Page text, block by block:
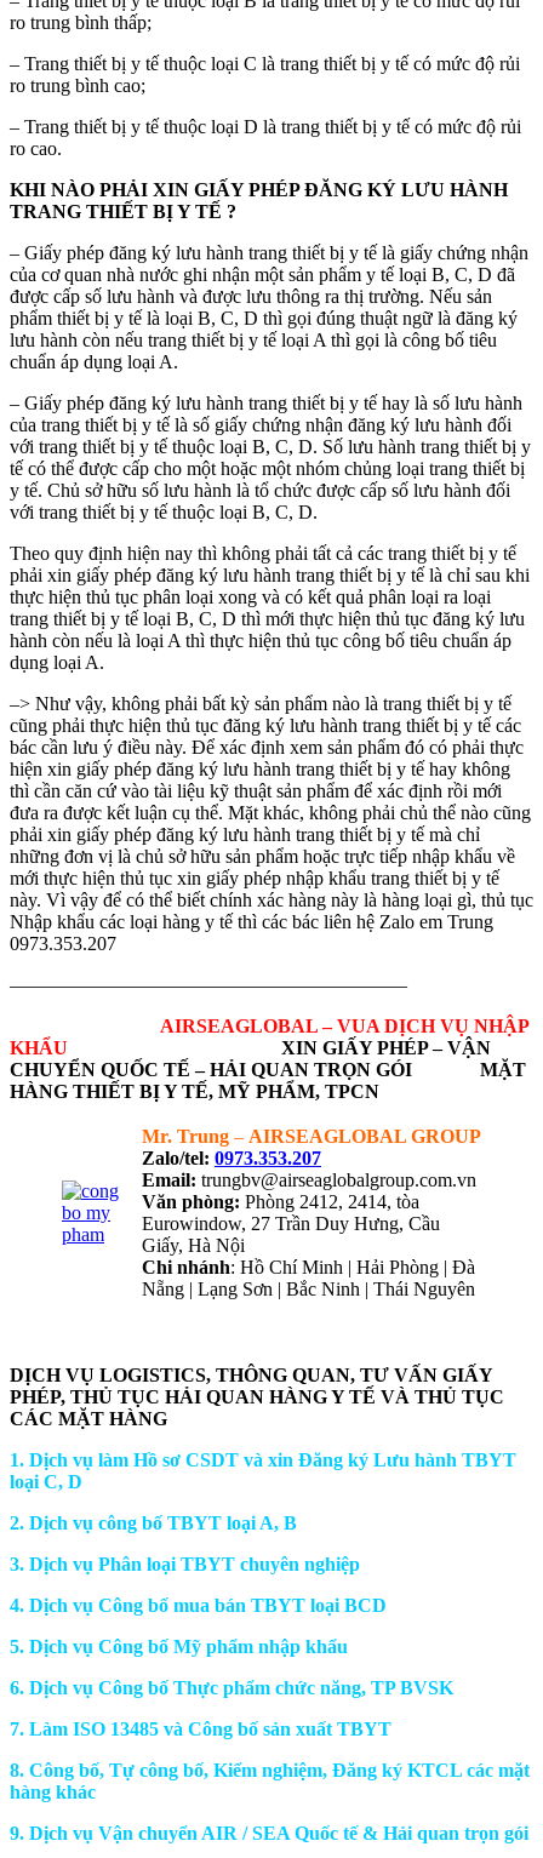
ro trung bình thấp;
– Trang thiết bị y tế thuộc loại C là trang thiết bị y tế có mức độ rủi
ro trung bình cao;
– Trang thiết bị y tế thuộc loại D là trang thiết bị y tế có mức độ rủi
ro cao.
KHI NÀO PHẢI XIN GIẤY PHÉP ĐĂNG KÝ LƯU HÀNH
TRANG THIẾT BỊ Y TẾ ?
– Giấy phép đăng ký lưu hành trang thiết bị y tế là giấy chứng nhận
của cơ quan nhà nước ghi nhận một sản phẩm y tế loại B, C, D đã
được cấp số lưu hành và được lưu thông ra thị trường. Nếu sản
phẩm thiết bị y tế là loại B, C, D thì gọi đúng thuật ngữ là đăng ký
lưu hành còn nếu trang thiết bị y tế loại A thì gọi là công bố tiêu
chuẩn áp dụng loại A.
– Giấy phép đăng ký lưu hành trang thiết bị y tế hay là số lưu hành
của trang thiết bị y tế là số giấy chứng nhận đăng ký lưu hành đối
với trang thiết bị y tế thuộc loại B, C, D. Số lưu hành trang thiết bị y
tế có thể được cấp cho một hoặc một nhóm chủng loại trang thiết bị
y tế. Chủ sở hữu số lưu hành là tổ chức được cấp số lưu hành đối
với trang thiết bị y tế thuộc loại B, C, D.
Theo quy định hiện nay thì không phải tất cả các trang thiết bị y tế
phải xin giấy phép đăng ký lưu hành trang thiết bị y tế là chỉ sau khi
thực hiện thủ tục phân loại xong và có kết quả phân loại ra loại
trang thiết bị y tế loại B, C, D thì mới thực hiện thủ tục đăng ký lưu
hành còn nếu là loại A thì thực hiện thủ tục công bố tiêu chuẩn áp
dụng loại A.
–> Như vậy, không phải bất kỳ sản phẩm nào là trang thiết bị y tế
cũng phải thực hiện thủ tục đăng ký lưu hành trang thiết bị y tế các
bác cần lưu ý điều này. Để xác định xem sản phẩm đó có phải thực
hiện xin giấy phép đăng ký lưu hành trang thiết bị y tế hay không
thì cần căn cứ vào tài liệu kỹ thuật sản phẩm để xác định rồi mới
đưa ra được kết luận cụ thể. Mặt khác, không phải chủ thể nào cũng
phải xin giấy phép đăng ký lưu hành trang thiết bị y tế mà chỉ
những đơn vị là chủ sở hữu sản phẩm hoặc trực tiếp nhập khẩu về
mới thực hiện thủ tục xin giấy phép nhập khẩu trang thiết bị y tế
này. Vì vậy để có thể biết chính xác hàng này là hàng loại gì, thủ tục
Nhập khẩu các loại hàng y tế thì các bác liên hệ Zalo em Trung
0973.353.207
————————————————————–
AIRSEAGLOBAL – VUA DỊCH VỤ NHẬP
KHẨU XIN GIẤY PHÉP – VẬN
CHUYỂN QUỐC TẾ – HẢI QUAN TRỌN GÓI MẶT
HÀNG THIẾT BỊ Y TẾ, MỸ PHẨM, TPCN
Mr. Trung – AIRSEAGLOBAL GROUP
Zalo/tel: 0973.353.207
Email: trungbv@airseaglobalgroup.com.vn
Văn phòng: Phòng 2412, 2414, tòa
Eurowindow, 27 Trần Duy Hưng, Cầu
Giấy, Hà Nội
Chi nhánh: Hồ Chí Minh | Hải Phòng | Đà
Nẵng | Lạng Sơn | Bắc Ninh | Thái Nguyên
DỊCH VỤ LOGISTICS, THÔNG QUAN, TƯ VẤN GIẤY
PHÉP, THỦ TỤC HẢI QUAN HÀNG Y TẾ VÀ THỦ TỤC
CÁC MẶT HÀNG
1. Dịch vụ làm Hồ sơ CSDT và xin Đăng ký Lưu hành TBYT
loại C, D
2. Dịch vụ công bố TBYT loại A, B
3. Dịch vụ Phân loại TBYT chuyên nghiệp
4. Dịch vụ Công bố mua bán TBYT loại BCD
5. Dịch vụ Công bố Mỹ phẩm nhập khẩu
6. Dịch vụ Công bố Thực phẩm chức năng, TP BVSK
7. Làm ISO 13485 và Công bố sản xuất TBYT
8. Công bố, Tự công bố, Kiểm nghiệm, Đăng ký KTCL các mặt
hàng khác
9. Dịch vụ Vận chuyển AIR / SEA Quốc tế & Hải quan trọn gói